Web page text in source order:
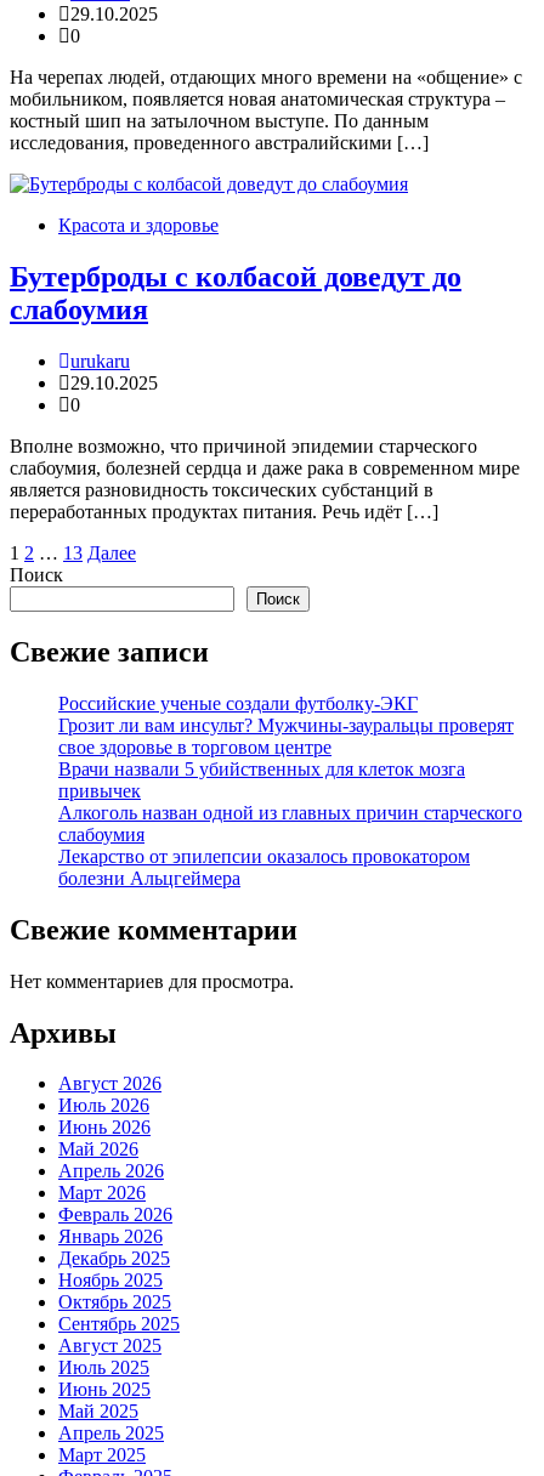
29.10.2025
0
На черепах людей, отдающих много времени на «общение» с
мобильником, появляется новая анатомическая структура –
костный шип на затылочном выступе. По данным
исследования, проведенного австралийскими […]
Красота и здоровье
Бутерброды с колбасой доведут до
слабоумия
urukaru
29.10.2025
0
Вполне возможно, что причиной эпидемии старческого
слабоумия, болезней сердца и даже рака в современном мире
является разновидность токсических субстанций в
переработанных продуктах питания. Речь идёт […]
Пагинация
записей
1 2 … 13 Далее
Поиск
Поиск
Свежие записи
Российские ученые создали футболку-ЭКГ
Грозит ли вам инсульт? Мужчины-зауральцы проверят
свое здоровье в торговом центре
Врачи назвали 5 убийственных для клеток мозга
привычек
Алкоголь назван одной из главных причин старческого
слабоумия
Лекарство от эпилепсии оказалось провокатором
болезни Альцгеймера
Свежие комментарии
Нет комментариев для просмотра.
Архивы
Август 2026
Июль 2026
Июнь 2026
Май 2026
Апрель 2026
Март 2026
Февраль 2026
Январь 2026
Декабрь 2025
Ноябрь 2025
Октябрь 2025
Сентябрь 2025
Август 2025
Июль 2025
Июнь 2025
Май 2025
Апрель 2025
Март 2025